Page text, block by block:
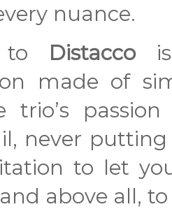
nuance.
to Distaccois
made of
trio’s
never
to let
above all,